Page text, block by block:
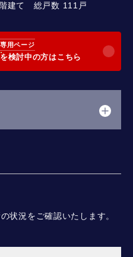
建て 総戸数 111戸
用ページ
検討中の方はこちら
状況をご確認いたします。